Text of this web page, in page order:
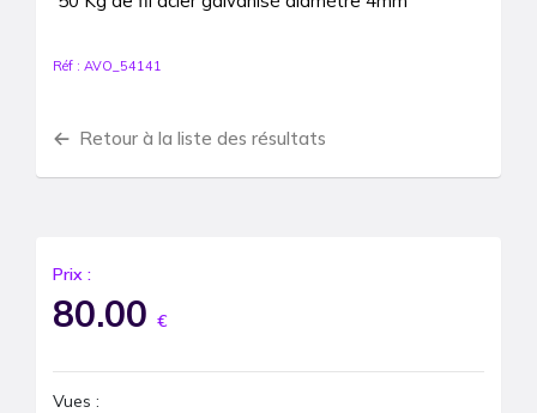
Réf : AVO_54141
Retour à la liste des résultats
Prix :
80.00 €
Vues :